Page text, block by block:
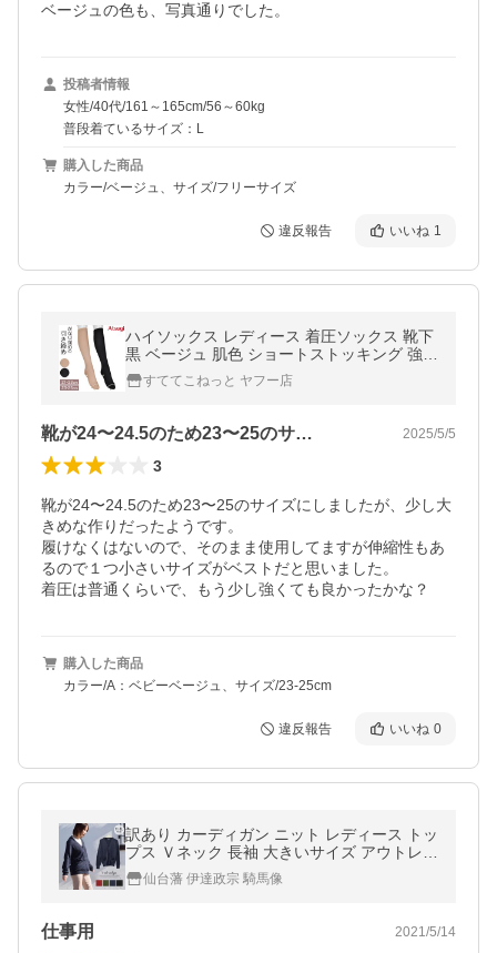
ベージュの色も、写真通りでした。
投稿者情報
女性/40代/161～165cm/56～60kg
普段着ているサイズ：L
購入した商品
カラー/ベージュ、サイズ/フリーサイズ
違反報告 いいね 1
ハイソックス レディース 着圧ソックス 靴下
黒 ベージュ 肌色 ショートストッキング 強め
21-23cm・23-25cm アツギ 着圧 加圧ソック
ス 無すててこねっと ヤフー店
靴が24〜24.5のため23〜25のサ… 2025/5/5
3
靴が24〜24.5のため23〜25のサイズにしましたが、少し大
きめな作りだったようです。
履けなくはないので、そのまま使用してますが伸縮性もあ
るので１つ小さいサイズがベストだと思いました。
着圧は普通くらいで、もう少し強くても良かったかな？
購入した商品
カラー/A：ベビーベージュ、サイズ/23-25cm
違反報告 いいね 0
訳あり カーディガン ニット レディース トッ
プス Ｖネック 長袖 大きいサイズ アウトレッ
ト ゆったり ゆるニット 送料無料
仙台藩 伊達政宗 騎馬像
仕事用 2021/5/14